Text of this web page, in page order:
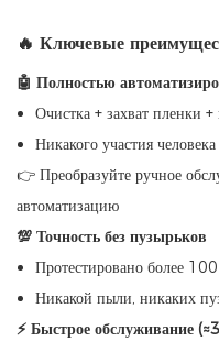
🔥 Ключевые
🤖 Полностью
Очистка + захват пленки
Никакого участия человека
👉 Преобразуйте ручное
автоматизацию
💯 Точность без пузырьков
Протестировано более
Никакой пыли, никаких
⚡ Быстрое обслуживание